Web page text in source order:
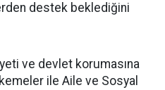
destek beklediğini
ve devlet korumasına
ile Aile ve Sosyal